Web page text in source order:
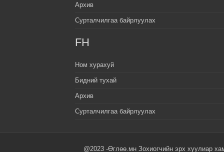
Архив
Сурталчилгаа байрлуулах
FH
Ном хурахуй
Бидний тухай
Архив
Сурталчилгаа байрлуулах
@2023 -Өглөө.мн Зохиогчийн эрх хуулиар